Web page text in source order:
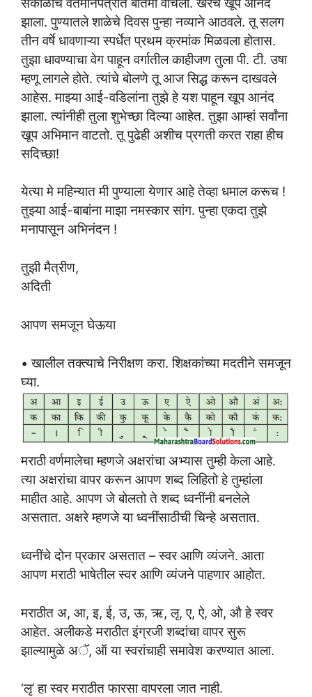
झाला. पुण्यातले शाळेचे दिवस पुन्हा नव्याने आठवले. तू सलग
तीन वर्षे धावणाऱ्या स्पर्धेत प्रथम क्रमांक मिळवला होतास.
तुझा धावण्याचा वेग पाहून वर्गातील काहीजण तुला पी. टी. उषा
म्हणू लागले होते. त्यांचे बोलणे तू आज सिद्ध करून दाखवले
आहेस. माझ्या आई-वडिलांना तुझे हे यश पाहून खूप आनंद
झाला. त्यांनीही तुला शुभेच्छा दिल्या आहेत. तुझा आम्हां सर्वांना
खूप अभिमान वाटतो. तू पुढेही अशीच प्रगती करत राहा हीच
सदिच्छा!
येत्या मे महिन्यात मी पुण्याला येणार आहे तेव्हा धमाल करूच !
तुझ्या आई-बाबांना माझा नमस्कार सांग. पुन्हा एकदा तुझे
मनापासून अभिनंदन !
तुझी मैत्रीण,
अदिती
आपण समजून घेऊया
• खालील तक्त्याचे निरीक्षण करा. शिक्षकांच्या मदतीने समजून
घ्या.
मराठी वर्णमालेचा म्हणजे अक्षरांचा अभ्यास तुम्ही केला आहे.
त्या अक्षरांचा वापर करून आपण शब्द लिहितो हे तुम्हांला
माहीत आहे. आपण जे बोलतो ते शब्द ध्वनींनी बनलेले
असतात. अक्षरे म्हणजे या ध्वनींसाठीची चिन्हे असतात.
ध्वनींचे दोन प्रकार असतात – स्वर आणि व्यंजने. आता
आपण मराठी भाषेतील स्वर आणि व्यंजने पाहणार आहोत.
मराठीत अ, आ, इ, ई, उ, ऊ, ऋ, लृ, ए, ऐ, ओ, औ हे स्वर
आहेत. अलीकडे मराठीत इंग्रजी शब्दांचा वापर सुरू
झाल्यामुळे अॅ, ऑ या स्वरांचाही समावेश करण्यात आला.
‘लृ’ हा स्वर मराठीत फारसा वापरला जात नाही.